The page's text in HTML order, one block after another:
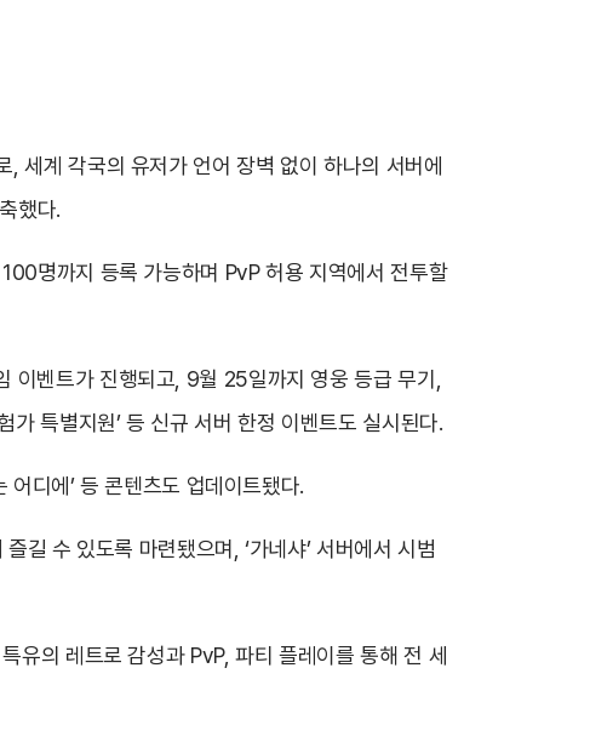
, 세계 각국의 유저가 언어 장벽 없이 하나의 서버에
했다.
명까지 등록 가능하며 PvP 허용 지역에서 전투할
벤트가 진행되고, 9월 25일까지 영웅 등급 무기,
가 특별지원’ 등 신규 서버 한정 이벤트도 실시된다.
어디에’ 등 콘텐츠도 업데이트됐다.
길 수 있도록 마련됐으며, ‘가네샤’ 서버에서 시범
유의 레트로 감성과 PvP, 파티 플레이를 통해 전 세